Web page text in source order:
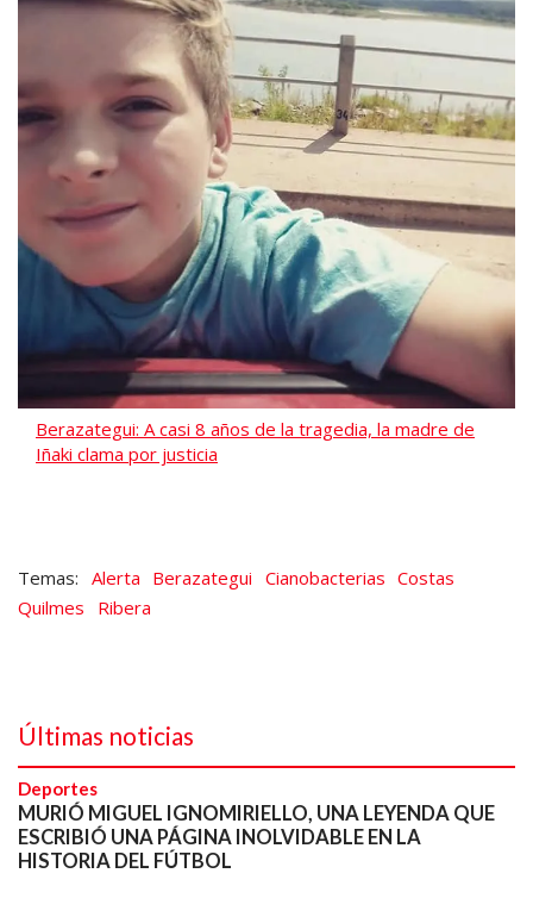
Berazategui: A casi 8 años de la tragedia, la madre de
Iñaki clama por justicia
Alerta Berazategui Cianobacterias Costas
Quilmes
Ribera
Últimas noticias
MURIÓ MIGUEL IGNOMIRIELLO, UNA LEYENDA QUE
ESCRIBIÓ UNA PÁGINA INOLVIDABLE EN LA
HISTORIA DEL FÚTBOL
Deportes